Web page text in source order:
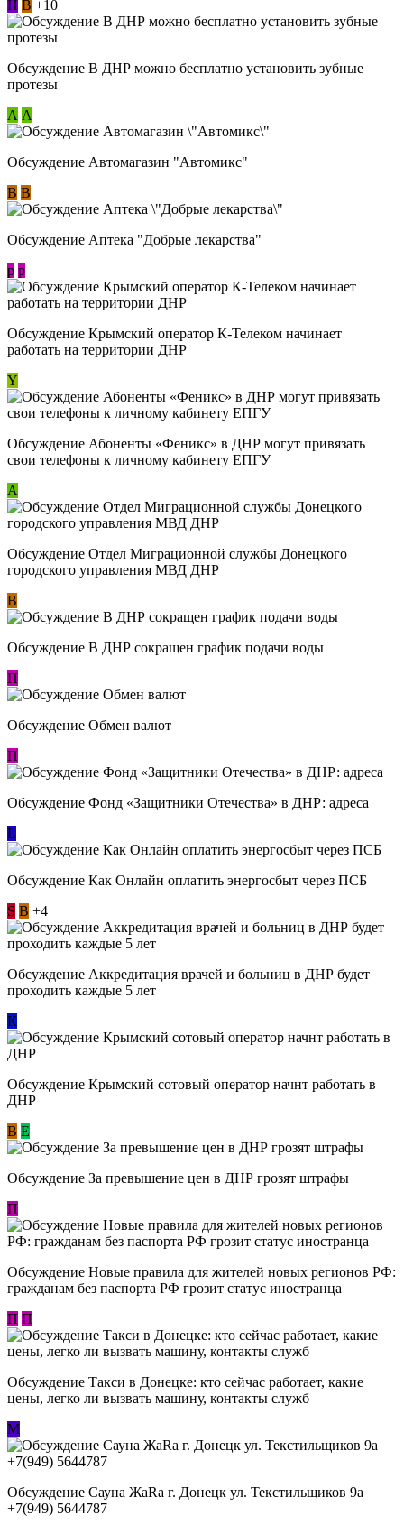
Н В +10
Обсуждение В ДНР можно бесплатно установить зубные
протезы
А А
Обсуждение Автомагазин "Автомикс"
В В
Обсуждение Аптека "Добрые лекарства"
p p
Обсуждение Крымский оператор К-Телеком начинает
работать на территории ДНР
Y
Обсуждение ​Абоненты «Феникс» в ДНР могут привязать
свои телефоны к личному кабинету ЕПГУ
А
Обсуждение Отдел Миграционной службы Донецкого
городского управления МВД ДНР
В
Обсуждение В ДНР сокращен график подачи воды
П
Обсуждение Обмен валют
П
Обсуждение Фонд «Защитники Отечества» в ДНР: адреса
L
Обсуждение ​Как Онлайн оплатить энергосбыт через ПСБ
S В +4
Обсуждение Аккредитация врачей и больниц в ДНР будет
проходить каждые 5 лет
К
Обсуждение Крымский сотовый оператор начнт работать в
ДНР
В E
Обсуждение За превышение цен в ДНР грозят штрафы
П
Обсуждение Новые правила для жителей новых регионов РФ:
гражданам без паспорта РФ грозит статус иностранца
П П
Обсуждение ​Такси в Донецке: кто сейчас работает, какие
цены, легко ли вызвать машину, контакты служб
М
Обсуждение Сауна ЖаRa г. Донецк ул. Текстильщиков 9а
+7(949) 5644787